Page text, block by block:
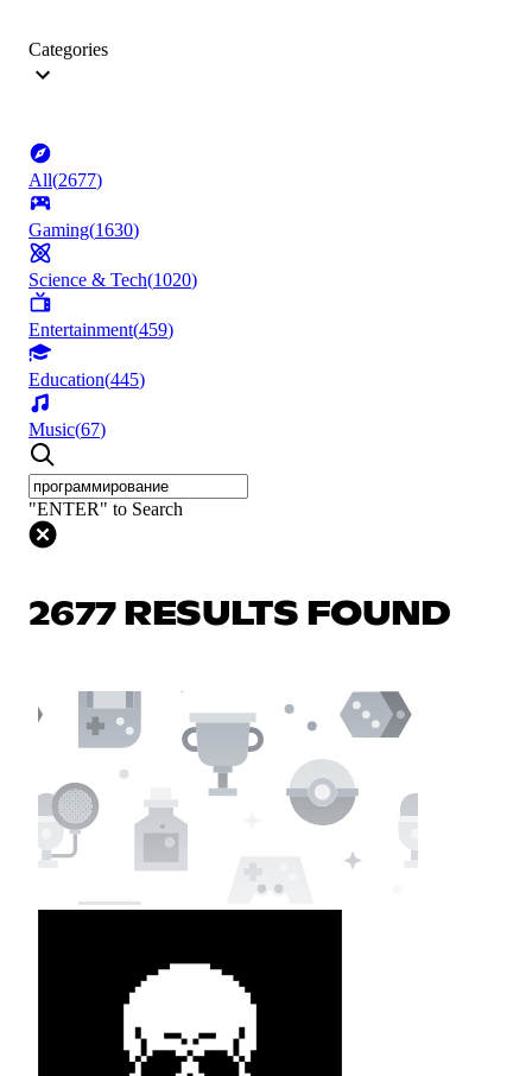
Categories
All(2677)
Gaming(1630)
Science & Tech(1020)
Entertainment(459)
Education(445)
Music(67)
"ENTER" to Search
2677 RESULTS FOUND